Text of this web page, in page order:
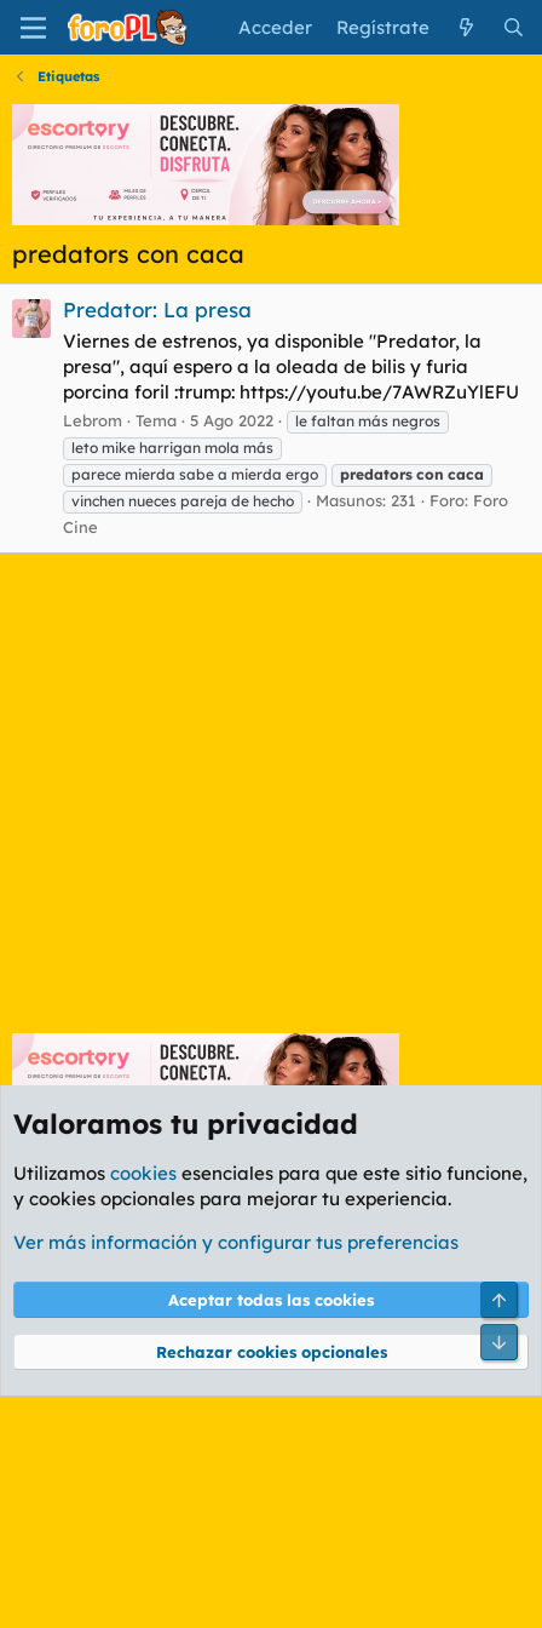
Acceder Regístrate
Etiquetas
predators con caca
Predator: La presa
Viernes de estrenos, ya disponible "Predator, la
presa", aquí espero a la oleada de bilis y furia
porcina foril :trump: https://youtu.be/7AWRZuYlEFU
Lebrom Tema 5 Ago 2022
le faltan más negros
leto mike harrigan mola más
parece mierda sabe a mierda ergo
predators con caca
vinchen nueces pareja de hecho
Masunos: 231 Foro: Foro
Cine
Etiquetas
Cookies
PL OLDSTYLE AMARILLO
Términos y reglas Política de privacidad Ayuda
Community platform by XenForo® © 2010-2026 XenForo Ltd.
Valoramos tu privacidad
Utilizamos cookies esenciales para que este sitio funcione,
y cookies opcionales para mejorar tu experiencia.
Ver más información y configurar tus preferencias
Aceptar todas las cookies
Rechazar cookies opcionales
Pie